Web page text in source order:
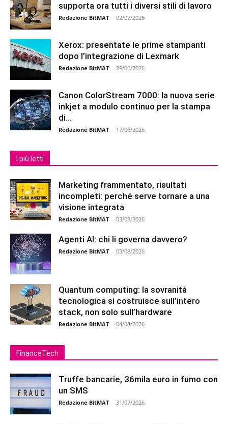
supporta ora tutti i diversi stili di lavoro
Redazione BitMAT - 02/07/2026
Xerox: presentate le prime stampanti
dopo l’integrazione di Lexmark
Redazione BitMAT - 29/06/2026
Canon ColorStream 7000: la nuova serie
inkjet a modulo continuo per la stampa
di...
Redazione BitMAT - 17/06/2026
I più letti
Marketing frammentato, risultati
incompleti: perché serve tornare a una
visione integrata
Redazione BitMAT - 03/08/2026
Agenti AI: chi li governa davvero?
Redazione BitMAT - 03/08/2026
Quantum computing: la sovranità
tecnologica si costruisce sull’intero
stack, non solo sull’hardware
Redazione BitMAT - 04/08/2026
FinanceTech
Truffe bancarie, 36mila euro in fumo con
un SMS
Redazione BitMAT - 31/07/2026